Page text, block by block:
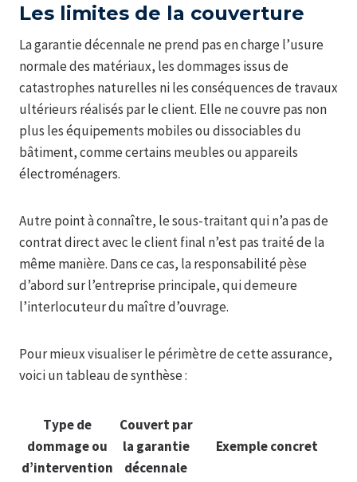
Les limites de la couverture
La garantie décennale ne prend pas en charge l’usure
normale des matériaux, les dommages issus de
catastrophes naturelles ni les conséquences de travaux
ultérieurs réalisés par le client. Elle ne couvre pas non
plus les équipements mobiles ou dissociables du
bâtiment, comme certains meubles ou appareils
électroménagers.
Autre point à connaître, le sous-traitant qui n’a pas de
contrat direct avec le client final n’est pas traité de la
même manière. Dans ce cas, la responsabilité pèse
d’abord sur l’entreprise principale, qui demeure
l’interlocuteur du maître d’ouvrage.
Pour mieux visualiser le périmètre de cette assurance,
voici un tableau de synthèse :
Type de
dommage ou
d’intervention
Couvert par
la garantie
décennale
Exemple concret